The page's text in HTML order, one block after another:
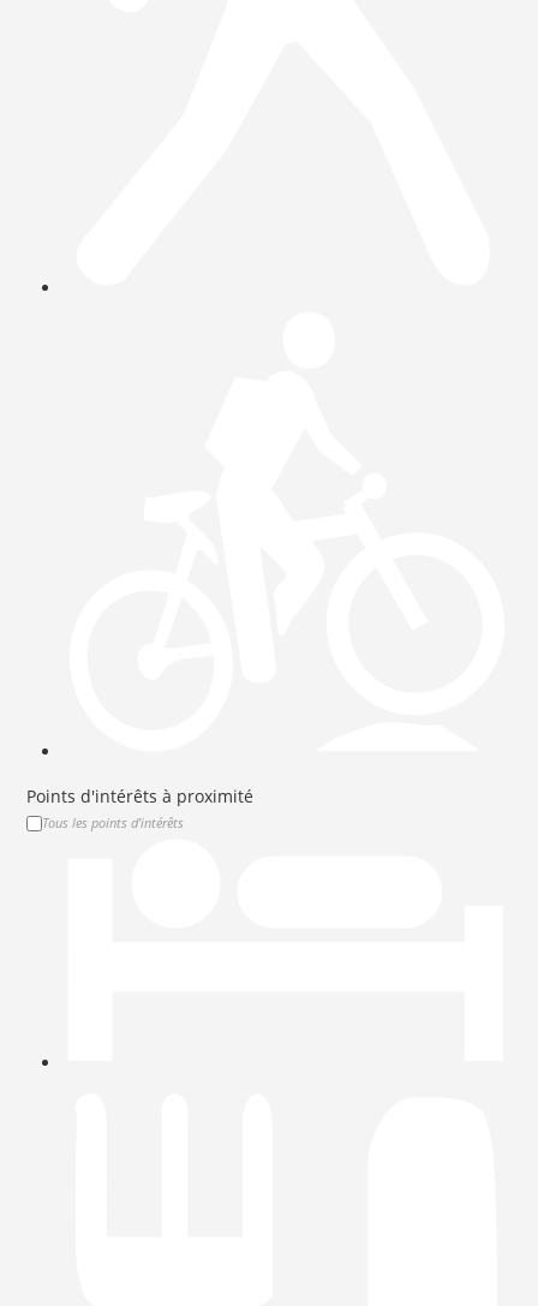
Points d'intérêts à proximité
Tous les points d'intérêts